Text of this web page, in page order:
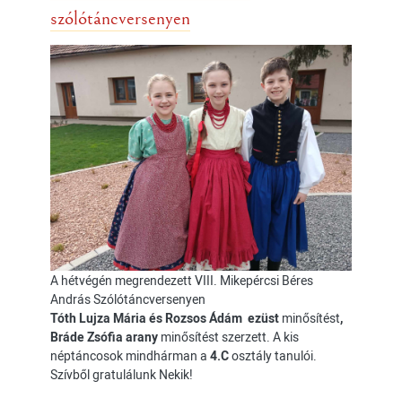
szólótáncversenyen
A hétvégén megrendezett VIII. Mikepércsi Béres
András Szólótáncversenyen
Tóth Lujza Mária és Rozsos Ádám ezüst minősítést,
Bráde Zsófia arany minősítést szerzett. A kis
néptáncosok mindhárman a 4.Cosztály tanulói.
Szívből gratulálunk Nekik!